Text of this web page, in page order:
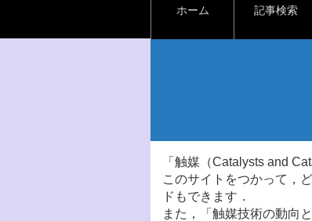
ホーム 記事検索
「触媒（Catalysts and
このサイトをつかって，
ドもできます．
また，「触媒技術の動向